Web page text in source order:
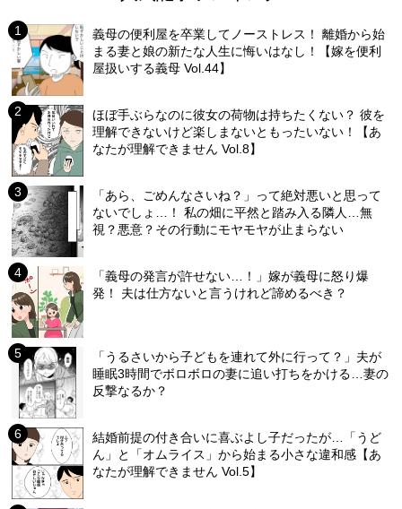
義母の便利屋を卒業してノーストレス！ 離婚から始
まる妻と娘の新たな人生に悔いはなし！【嫁を便利
屋扱いする義母 Vol.44】
ほぼ手ぶらなのに彼女の荷物は持ちたくない？ 彼を
理解できないけど楽しまないともったいない！【あ
なたが理解できません Vol.8】
「あら、ごめんなさいね？」って絶対悪いと思って
ないでしょ…！ 私の畑に平然と踏み入る隣人…無
視？悪意？その行動にモヤモヤが止まらない
「義母の発言が許せない…！」嫁が義母に怒り爆
発！ 夫は仕方ないと言うけれど諦めるべき？
「うるさいから子どもを連れて外に行って？」夫が
睡眠3時間でボロボロの妻に追い打ちをかける…妻の
反撃なるか？
結婚前提の付き合いに喜ぶよし子だったが…「うど
ん」と「オムライス」から始まる小さな違和感【あ
なたが理解できません Vol.5】